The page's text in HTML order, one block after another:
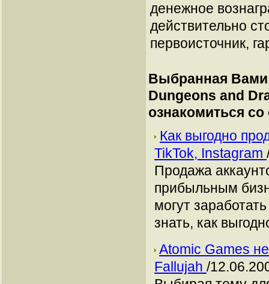
денежное
действительно
первоисточник,
Выбранная Вами
Dungeons and
ознакомиться
Как выгодно
TikTok, Instagram
Продажа
прибыльным
могут
знать, как
Atomic Games
Fallujah /